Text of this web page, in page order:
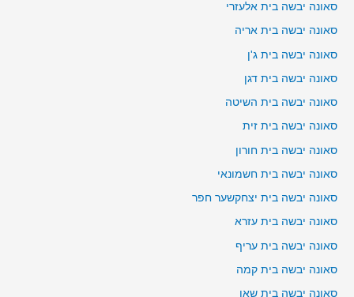
סאונה יבשה בית אלעזרי
סאונה יבשה בית אריה
סאונה יבשה בית ג'ן
סאונה יבשה בית דגן
סאונה יבשה בית השיטה
סאונה יבשה בית זית
סאונה יבשה בית חורון
סאונה יבשה בית חשמונאי
סאונה יבשה בית יצחקשער חפר
סאונה יבשה בית עזרא
סאונה יבשה בית עריף
סאונה יבשה בית קמה
סאונה יבשה בית שאן